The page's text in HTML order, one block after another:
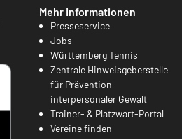
Mehr Informationen
Presseservice
Jobs
Württemberg Tennis
Zentrale Hinweisgeberstelle
für Prävention
interpersonaler Gewalt
Trainer- & Platzwart-Portal
Vereine finden